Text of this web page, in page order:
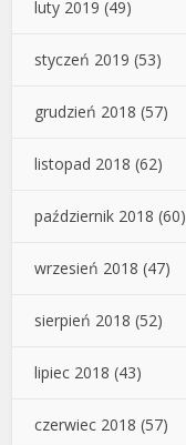
luty 2019 (49)
styczeń 2019 (53)
grudzień 2018 (57)
listopad 2018 (62)
październik 2018 (60)
wrzesień 2018 (47)
sierpień 2018 (52)
lipiec 2018 (43)
czerwiec 2018 (57)